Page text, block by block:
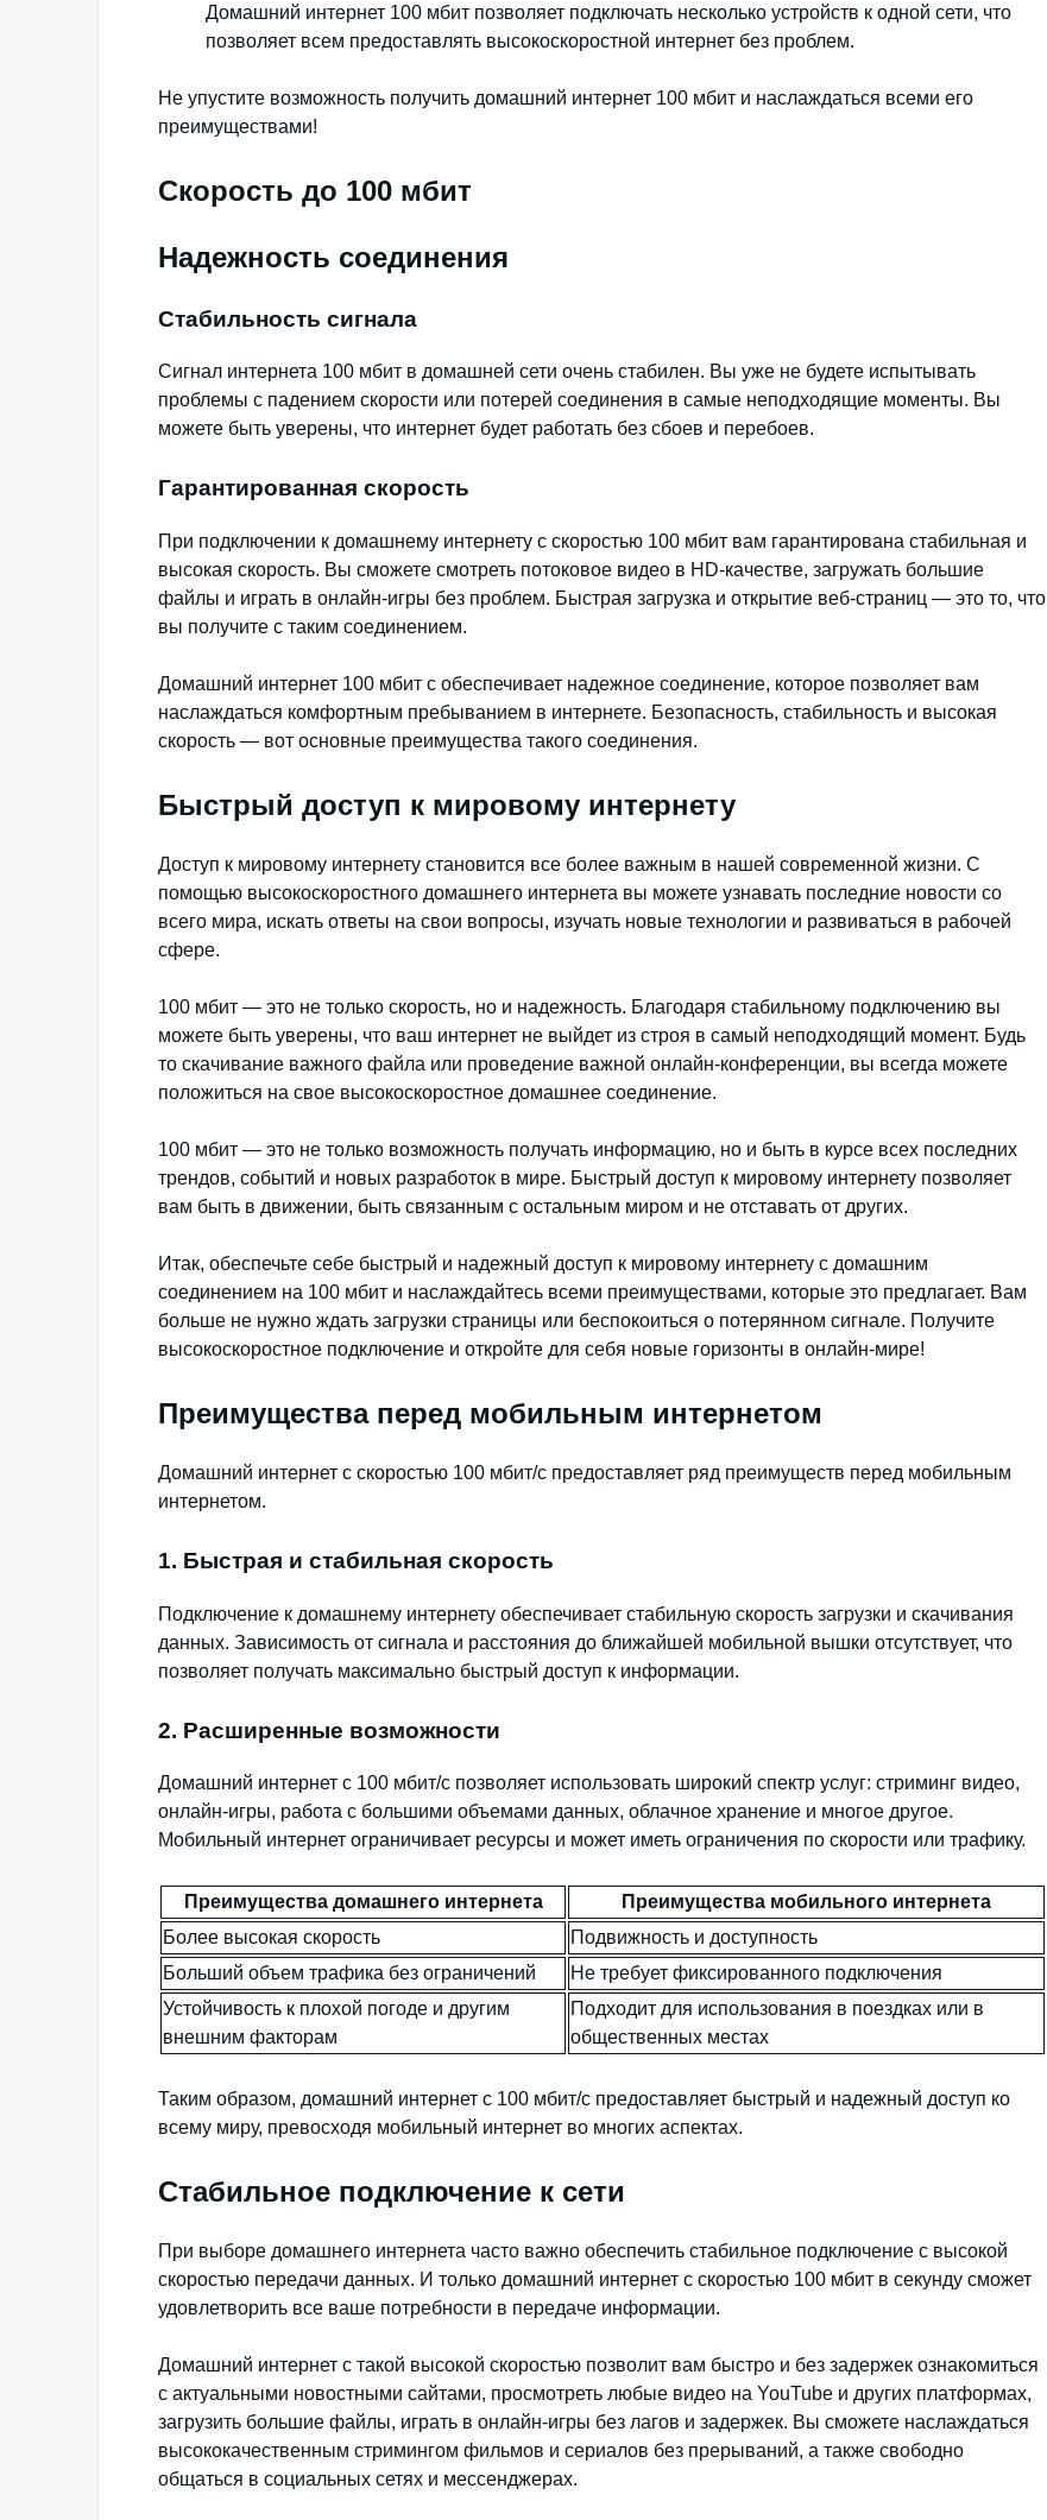
Домашний интернет 100 мбит позволяет подключать несколько устройств к одной сети, что
позволяет всем предоставлять высокоскоростной интернет без проблем.
Не упустите возможность получить домашний интернет 100 мбит и наслаждаться всеми его
преимуществами!
Скорость до 100 мбит
Надежность соединения
Стабильность сигнала
Сигнал интернета 100 мбит в домашней сети очень стабилен. Вы уже не будете испытывать
проблемы с падением скорости или потерей соединения в самые неподходящие моменты. Вы
можете быть уверены, что интернет будет работать без сбоев и перебоев.
Гарантированная скорость
При подключении к домашнему интернету с скоростью 100 мбит вам гарантирована стабильная и
высокая скорость. Вы сможете смотреть потоковое видео в HD-качестве, загружать большие
файлы и играть в онлайн-игры без проблем. Быстрая загрузка и открытие веб-страниц — это то, что
вы получите с таким соединением.
Домашний интернет 100 мбит с обеспечивает надежное соединение, которое позволяет вам
наслаждаться комфортным пребыванием в интернете. Безопасность, стабильность и высокая
скорость — вот основные преимущества такого соединения.
Быстрый доступ к мировому интернету
Доступ к мировому интернету становится все более важным в нашей современной жизни. С
помощью высокоскоростного домашнего интернета вы можете узнавать последние новости со
всего мира, искать ответы на свои вопросы, изучать новые технологии и развиваться в рабочей
сфере.
100 мбит — это не только скорость, но и надежность. Благодаря стабильному подключению вы
можете быть уверены, что ваш интернет не выйдет из строя в самый неподходящий момент. Будь
то скачивание важного файла или проведение важной онлайн-конференции, вы всегда можете
положиться на свое высокоскоростное домашнее соединение.
100 мбит — это не только возможность получать информацию, но и быть в курсе всех последних
трендов, событий и новых разработок в мире. Быстрый доступ к мировому интернету позволяет
вам быть в движении, быть связанным с остальным миром и не отставать от других.
Итак, обеспечьте себе быстрый и надежный доступ к мировому интернету с домашним
соединением на 100 мбит и наслаждайтесь всеми преимуществами, которые это предлагает. Вам
больше не нужно ждать загрузки страницы или беспокоиться о потерянном сигнале. Получите
высокоскоростное подключение и откройте для себя новые горизонты в онлайн-мире!
Преимущества перед мобильным интернетом
Домашний интернет с скоростью 100 мбит/с предоставляет ряд преимуществ перед мобильным
интернетом.
1. Быстрая и стабильная скорость
Подключение к домашнему интернету обеспечивает стабильную скорость загрузки и скачивания
данных. Зависимость от сигнала и расстояния до ближайшей мобильной вышки отсутствует, что
позволяет получать максимально быстрый доступ к информации.
2. Расширенные возможности
Домашний интернет с 100 мбит/с позволяет использовать широкий спектр услуг: стриминг видео,
онлайн-игры, работа с большими объемами данных, облачное хранение и многое другое.
Мобильный интернет ограничивает ресурсы и может иметь ограничения по скорости или трафику.
Преимущества домашнего интернета
Преимущества мобильного интернета
Более высокая скорость
Подвижность и доступность
Больший объем трафика без ограничений
Не требует фиксированного подключения
Устойчивость к плохой погоде и другим
внешним факторам
Подходит для использования в поездках или в
общественных местах
Таким образом, домашний интернет с 100 мбит/с предоставляет быстрый и надежный доступ ко
всему миру, превосходя мобильный интернет во многих аспектах.
Стабильное подключение к сети
При выборе домашнего интернета часто важно обеспечить стабильное подключение с высокой
скоростью передачи данных. И только домашний интернет с скоростью 100 мбит в секунду сможет
удовлетворить все ваше потребности в передаче информации.
Домашний интернет с такой высокой скоростью позволит вам быстро и без задержек ознакомиться
с актуальными новостными сайтами, просмотреть любые видео на YouTube и других платформах,
загрузить большие файлы, играть в онлайн-игры без лагов и задержек. Вы сможете наслаждаться
высококачественным стримингом фильмов и сериалов без прерываний, а также свободно
общаться в социальных сетях и мессенджерах.